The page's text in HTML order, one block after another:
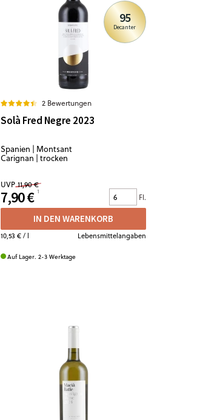
95
Decanter
2 Bewertungen
Solà Fred Negre 2023
Spanien | Montsant
Carignan | trocken
UVP 11,90 €
7,90 € Fl.
IN DEN WARENKORB
10,53 €/ l Lebensmittelangaben
Auf Lager. 2-3 Werktage